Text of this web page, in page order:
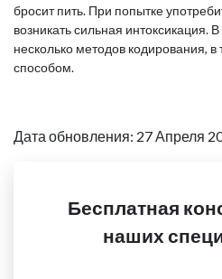
бросит пить. При попытке
возникать сильная интоксикация.
несколько методов кодирования,
способом.
Дата обновления: 27 Апреля
Бесплатная
наших